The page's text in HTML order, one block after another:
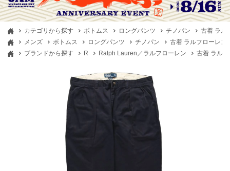
カテゴリから探す ボトムス ロングパンツ チノパン
古着 ラル
メンズ
ボトムス ロングパンツ チノパン
古着 ラルフローレン
ブランドから探す
R Ralph Lauren／ラルフローレン 古着 ラル